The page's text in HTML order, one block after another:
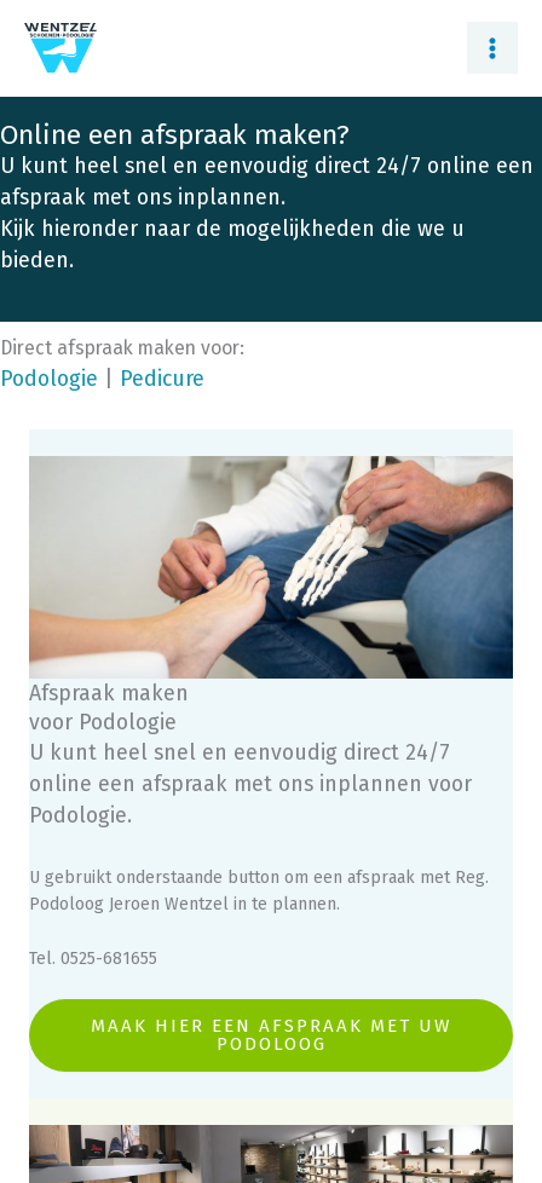
naar
inhoud
Online een afspraak maken?
U kunt heel snel en eenvoudig direct 24/7 online een
afspraak met ons inplannen.
Kijk hieronder naar de mogelijkheden die we u
bieden.
Direct afspraak maken voor:
Podologie Pedicure
Afspraak maken
voor Podologie
U kunt heel snel en eenvoudig direct 24/7
online een afspraak met ons inplannen voor
Podologie.
U gebruikt onderstaande button om een afspraak met Reg.
Podoloog Jeroen Wentzel in te plannen.
Tel. 0525-681655
MAAK HIER EEN AFSPRAAK MET UW
PODOLOOG